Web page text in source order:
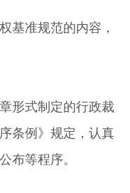
基准规范的内容，
形式制定的行政裁
条例》规定，认真
布等程序。